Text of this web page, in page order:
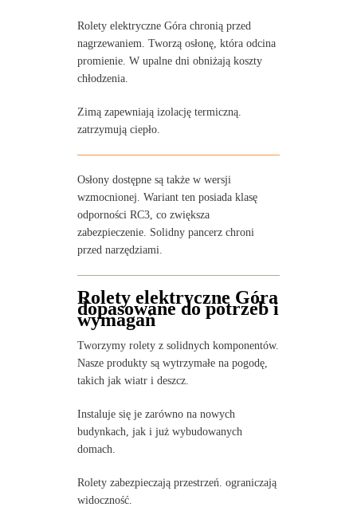
Rolety elektryczne Góra chronią przed
nagrzewaniem. Tworzą osłonę, która odcina
promienie. W upalne dni obniżają koszty
chłodzenia.
Zimą zapewniają izolację termiczną.
zatrzymują ciepło.
Osłony dostępne są także w wersji
wzmocnionej. Wariant ten posiada klasę
odporności RC3, co zwiększa
zabezpieczenie. Solidny pancerz chroni
przed narzędziami.
Rolety elektryczne Góra
dopasowane do potrzeb i
wymagań
Tworzymy rolety z solidnych komponentów.
Nasze produkty są wytrzymałe na pogodę,
takich jak wiatr i deszcz.
Instaluje się je zarówno na nowych
budynkach, jak i już wybudowanych
domach.
Rolety zabezpieczają przestrzeń. ograniczają
widoczność.